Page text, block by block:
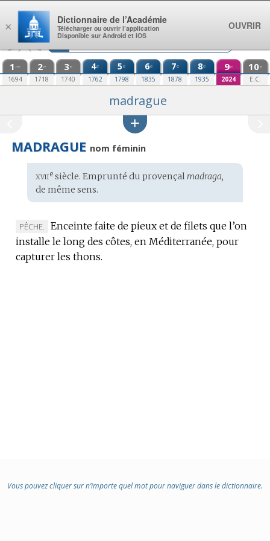
Aller au contenu
1 re
1694
2e
1718
3e
1740
4e
1762
5e
1798
6e
1835
7e
1878
8e
1935
9e
2024
10e
E.C.
madrague
MADRAGUE nom féminin
Étymologie
:
xviiesiècle. Emprunté du provençalmadraga,
de même sens.
MARQUE
DE
DOMAINE
PÊCHE.
Enceinte faite de pieux et de filets que l’on
installe le long des côtes, en Méditerranée, pour
capturer les thons.
Vous pouvez cliquer sur n’importe quel mot pour naviguer dans le dictionnaire.
×
Dictionnaire de l’Académie
Télécharger ou ouvrir l’application
Disponible sur Android et iOS
OUVRIR